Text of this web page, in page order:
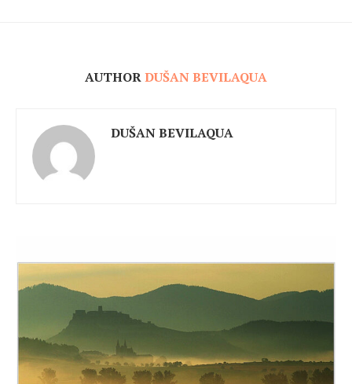
AUTHORDUŠAN BEVILAQUA
DUŠAN BEVILAQUA